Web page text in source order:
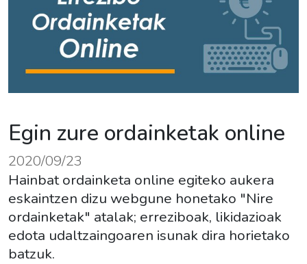
Egin zure ordainketak online
2020/09/23
Hainbat ordainketa online egiteko aukera
eskaintzen dizu webgune honetako "Nire
ordainketak" atalak; erreziboak, likidazioak
edota udaltzaingoaren isunak dira horietako
batzuk.